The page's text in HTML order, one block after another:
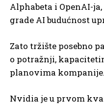
Alphabeta i OpenAI-
grade AI budućnost
Zato tržište posebno
o potražnji,
planovima kompanije.
Nvidia je u prvom